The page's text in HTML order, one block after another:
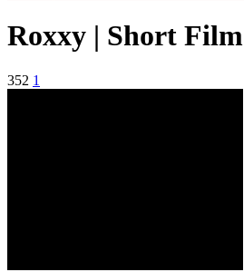
Roxxy | Short Film
352 1